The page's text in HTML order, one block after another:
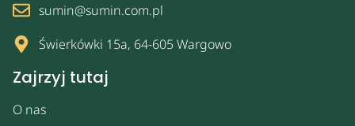
Zajrzyj tutaj
O nas
sumin@sumin.com.pl
Świerkówki 15a, 64-605 Wargowo